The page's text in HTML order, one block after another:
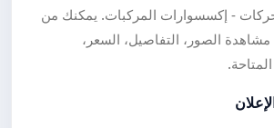
- إكسسوارات المركبات. يمكنك من
الصور، التفاصيل، السعر،